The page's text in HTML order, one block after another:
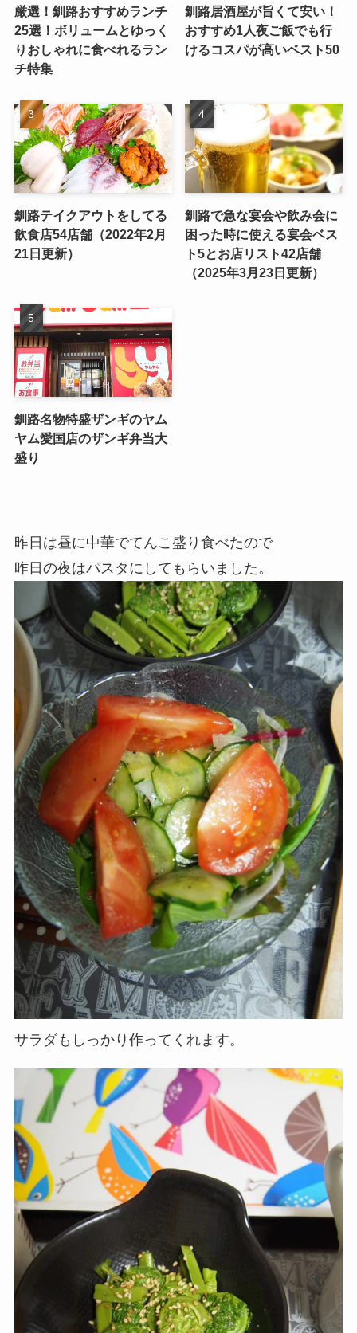
厳選！釧路おすすめランチ
25選！ボリュームとゆっく
りおしゃれに食べれるラン
チ特集
釧路居酒屋が旨くて安い！
おすすめ1人夜ご飯でも行
けるコスパが高いベスト50
釧路テイクアウトをしてる
飲食店54店舗（2022年2月
21日更新）
釧路で急な宴会や飲み会に
困った時に使える宴会ベス
ト5とお店リスト42店舗
（2025年3月23日更新）
釧路名物特盛ザンギのヤム
ヤム愛国店のザンギ弁当大
盛り
昨日は昼に中華でてんこ盛り食べたので
昨日の夜はパスタにしてもらいました。
サラダもしっかり作ってくれます。